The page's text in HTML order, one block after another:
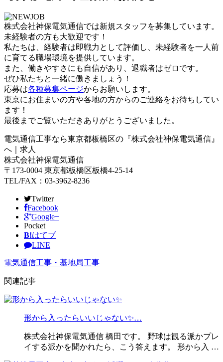
株式会社神保電気通信では新規スタッフを募集しています。
未経験者の方も大歓迎です！
私たちは、経験者は即戦力として評価し、未経験者を一人前
に育てる職場環境を提供しています。
また、働きやすさにも自信があり、退職者はゼロです。
ぜひ私たちと一緒に働きましょう！
応募は各種募集ページからお願いします。
東京にお住まいの方や各地の方からのご連絡をお待ちしてい
ます！
最後までご覧いただきありがとうございました。
電気通信工事なら東京都板橋区の『株式会社神保電気通信』
へ｜求人
株式会社神保電気通信
〒173-0004 東京都板橋区板橋4-25-14
TEL/FAX：03-3962-8236
Twitter
Facebook
Google+
Pocket
B!はてブ
LINE
電気通信工事・基地局工事
関連記事
形から入ったらいいじゃない✨…
株式会社神保電気通信 橋田です。 野球は観る派かプレ
イする派かを聞かれたら、こう答えます。 形から入 …